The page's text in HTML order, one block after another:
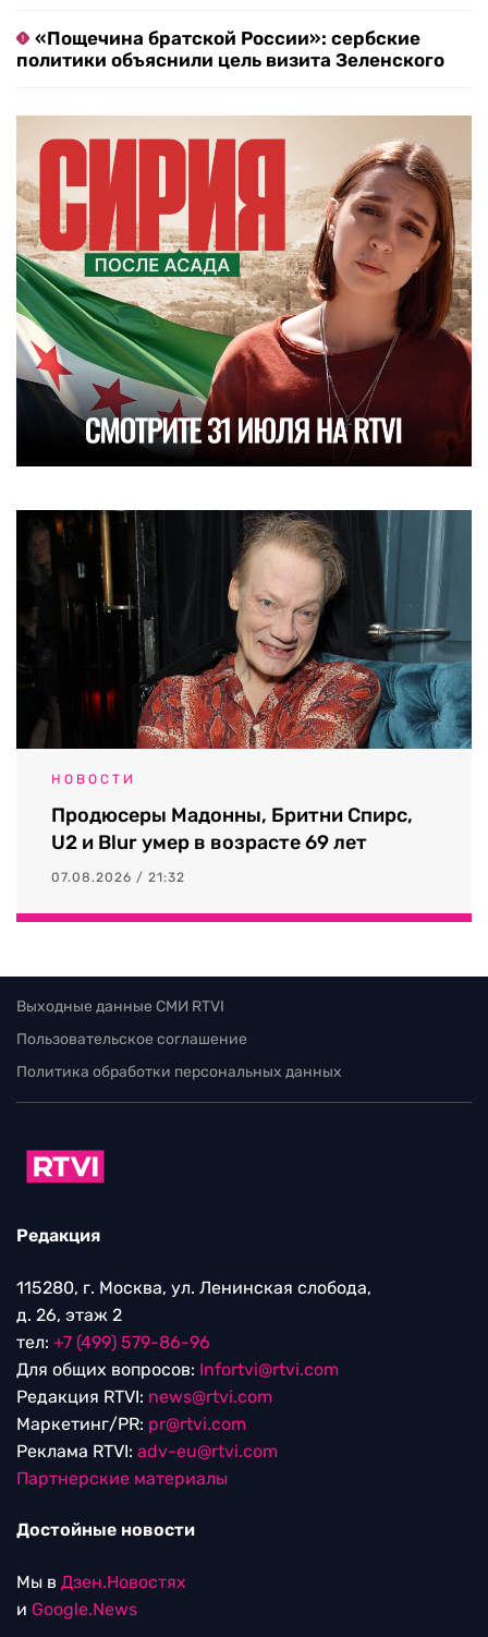
«Пощечина братской России»: сербские
политики объяснили цель визита Зеленского
НОВОСТИ
Продюсеры Мадонны, Бритни Спирс,
U2 и Blur умер в возрасте 69 лет
07.08.2026 / 21:32
Выходные данные СМИ RTVI
Пользовательское соглашение
Политика обработки персональных данных
Редакция
115280, г. Москва, ул. Ленинская слобода,
д. 26, этаж 2
тел: +7 (499) 579-86-96
Для общих вопросов: Infortvi@rtvi.com
Редакция RTVI: news@rtvi.com
Маркетинг/PR: pr@rtvi.com
Реклама RTVI: adv-eu@rtvi.com
Партнерские материалы
Достойные новости
Мы в Дзен.Новостях
и Google.News